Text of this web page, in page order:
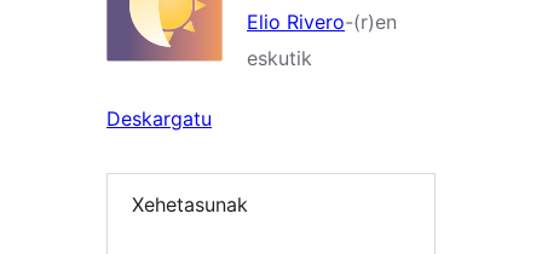
Elio Rivero-(r)en
eskutik
Deskargatu
Xehetasunak